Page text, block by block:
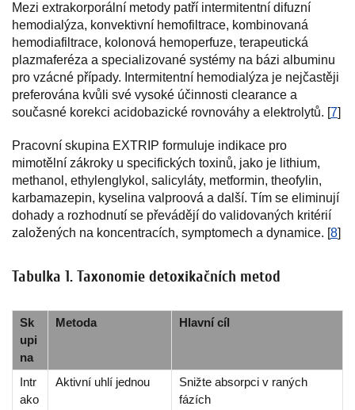
Mezi extrakorporální metody patří intermitentní difuzní
hemodialýza, konvektivní hemofiltrace, kombinovaná
hemodiafiltrace, kolonová hemoperfuze, terapeutická
plazmaferéza a specializované systémy na bázi albuminu
pro vzácné případy. Intermitentní hemodialýza je nejčastěji
preferována kvůli své vysoké účinnosti clearance a
současné korekci acidobazické rovnováhy a elektrolytů. [7]
Pracovní skupina EXTRIP formuluje indikace pro
mimotělní zákroky u specifických toxinů, jako je lithium,
methanol, ethylenglykol, salicyláty, metformin, theofylin,
karbamazepin, kyselina valproová a další. Tím se eliminují
dohady a rozhodnutí se převádějí do validovaných kritérií
založených na koncentracích, symptomech a dynamice. [8]
Tabulka 1. Taxonomie detoxikačních metod
Sk
upi
na
Metoda Hlavní cíl
Intr
ako
Aktivní uhlí jednou
Snižte absorpci v raných
fázích